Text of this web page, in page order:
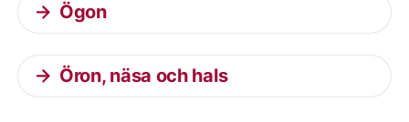
Ögon
Öron, näsa och hals